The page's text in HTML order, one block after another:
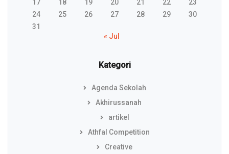
17
18 19 20 21 22
23
24
25 26 27 28 29
30
31
« Jul
Kategori
Agenda Sekolah
Akhirussanah
artikel
Athfal Competition
Creative